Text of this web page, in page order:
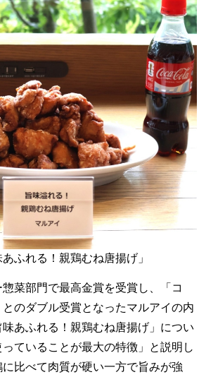
ふれる！親鶏むね唐揚げ」
菜部門で最高金賞を受賞し、「コ
のダブル受賞となったマルアイの内
あふれる！親鶏むね唐揚げ」につい
ていることが最大の特徴」と説明し
比べて肉質が硬い一方で旨みが強